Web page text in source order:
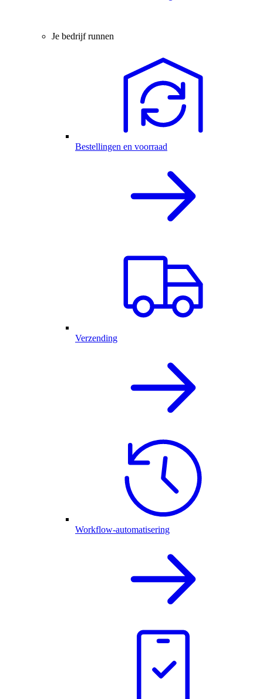
Je bedrijf runnen
Bestellingen en voorraad
Verzending
Workflow-automatisering